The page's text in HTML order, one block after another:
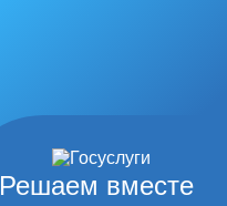
Решаем вместе